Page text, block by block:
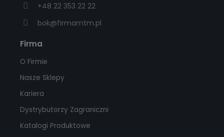
+48 22 353 22 22
bok@firmamtm.pl
Firma
O Firmie
Nasze Sklepy
Kariera
Dystrybutorzy Zagraniczni
Katalogi Produktowe